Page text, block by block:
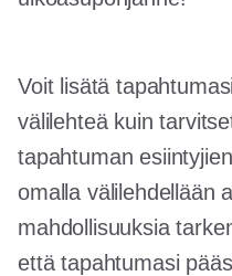
Voit lisätä
välilehteä kuin
tapahtuman
omalla välilehdellään
mahdollisuuksia
että tapahtumasi